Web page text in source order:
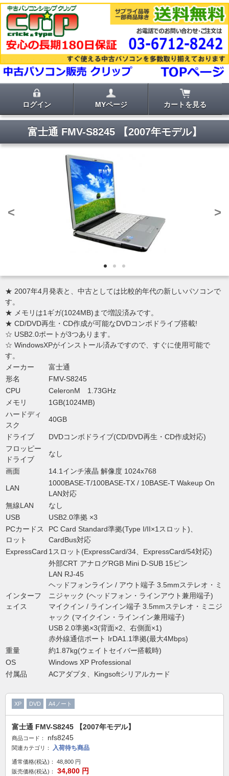
ログイン MYページ カートを見る
富士通 FMV-S8245 【2007年モデル】
< >
★ 2007年4月発表と、中古としては比較的年代の新しいパソコンで
す。
★ メモリは1ギガ(1024MB)まで増設済みです。
★ CD/DVD再生・CD作成が可能なDVDコンボドライブ搭載!
☆ USB2.0ポートが3つあります。
☆ WindowsXPがインストール済みですので、すぐに使用可能で
す。
メーカー
富士通
形名
FMV-S8245
CPU
CeleronM 1.73GHz
メモリ
1GB(1024MB)
ハードディ
スク
40GB
ドライブ
DVDコンボドライブ(CD/DVD再生・CD作成対応)
フロッピー
ドライブ
なし
画面 14.1インチ液晶 解像度 1024x768
LAN
1000BASE-T/100BASE-TX / 10BASE-T Wakeup On
LAN対応
無線LAN
なし
USB
USB2.0準拠 ×3
PCカードス
ロット
PC Card Standard準拠(Type I/II×1スロット)、
CardBus対応
ExpressCard 1スロット(ExpressCard/34、ExpressCard/54対応)
インターフ
ェイス
外部CRT アナログRGB Mini D-SUB 15ピン
LAN RJ-45
ヘッドフォンライン / アウト端子 3.5mmステレオ・ミ
ニジャック (ヘッドフォン・ラインアウト兼用端子)
マイクイン / ラインイン端子 3.5mmステレオ・ミニジ
ャック (マイクイン・ラインイン兼用端子)
USB 2.0準拠×3(背面×2、右側面×1)
赤外線通信ポート IrDA1.1準拠(最大4Mbps)
重量
約1.87kg(ウェイトセイバー搭載時)
OS
Windows XP Professional
付属品
ACアダプタ、Kingsoftシリアルカード
XP DVD A4ノート
富士通 FMV-S8245 【2007年モデル】
商品コード： nfs8245
関連カテゴリ： 入荷待ち商品
通常価格(税込)： 48,800 円
販売価格(税込)：
34,800 円